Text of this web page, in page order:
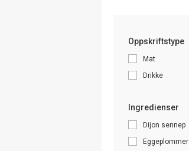
Oppskriftstype
Mat
Drikke
Ingredienser
Dijon sennep
Eggeplommer